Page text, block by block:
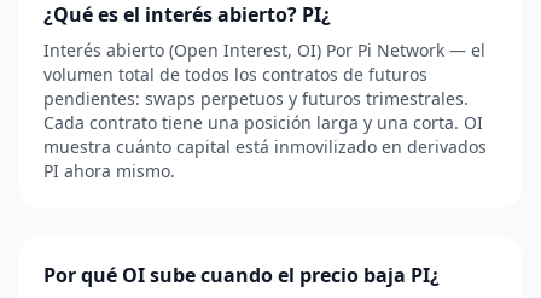
¿Qué es el interés abierto? PI¿
Interés abierto (Open Interest, OI) Por Pi Network — el
volumen total de todos los contratos de futuros
pendientes: swaps perpetuos y futuros trimestrales.
Cada contrato tiene una posición larga y una corta. OI
muestra cuánto capital está inmovilizado en derivados
PI ahora mismo.
Por qué OI sube cuando el precio baja PI¿